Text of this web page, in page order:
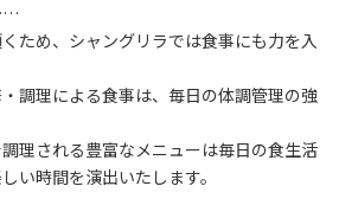
ため、シャングリラでは食事にも力を入
調理による食事は、毎日の体調管理の強
理される豊富なメニューは毎日の食生活
い時間を演出いたします。